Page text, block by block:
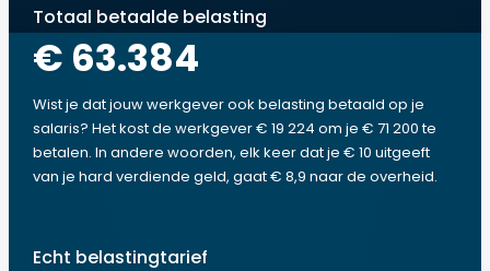
Totaal betaalde belasting
€ 63.384
Wist je dat jouw werkgever ook belasting betaald op je
salaris? Het kost de werkgever € 19 224 om je € 71 200 te
betalen. In andere woorden, elk keer dat je € 10 uitgeeft
van je hard verdiende geld, gaat € 8,9 naar de overheid.
Echt belastingtarief